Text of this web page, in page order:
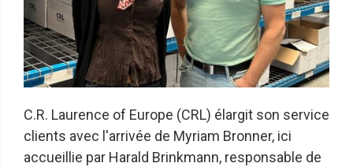
C.R. Laurence of Europe (CRL) élargit son service
clients avec l'arrivée de Myriam Bronner, ici
accueillie par Harald Brinkmann, responsable de